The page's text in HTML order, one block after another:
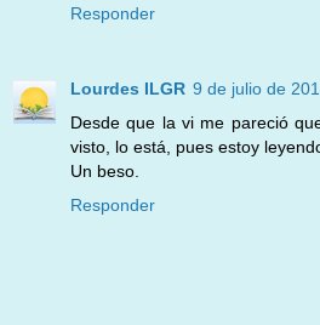
Responder
Lourdes ILGR 9 de julio de
Desde que la vi me pareció
visto, lo está, pues estoy
Un beso.
Responder